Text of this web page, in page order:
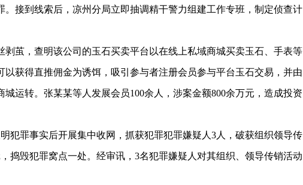
。接到线索后，凉州分局立即抽调精干警力组建工作专班，制定侦查计
剥茧，查明该公司的玉石买卖平台以在线上私域商城买卖玉石、手表等
以获得直推佣金为诱饵，吸引参与者注册会员参与平台玉石交易，并由
运转。张某某等人发展会员100余人，涉案金额800余万元，造成投资
犯罪事实后开展集中收网，抓获犯罪犯罪嫌疑人3人，破获组织领导传
捣毁犯罪窝点一处。经审讯，3名犯罪嫌疑人对其组织、领导传销活动